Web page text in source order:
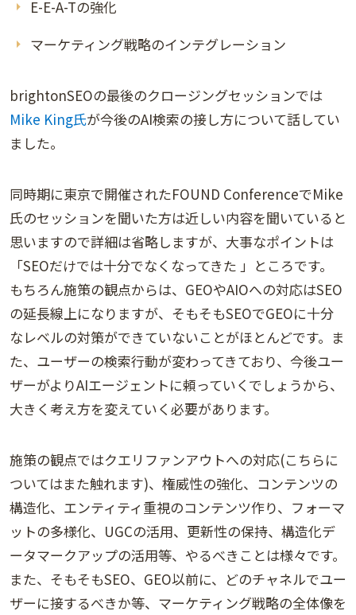
E-E-A-Tの強化
マーケティング戦略のインテグレーション
brightonSEOの最後のクロージングセッションでは
Mike King氏が今後のAI検索の接し方について話してい
ました。
同時期に東京で開催されたFOUND ConferenceでMike
氏のセッションを聞いた方は近しい内容を聞いていると
思いますので詳細は省略しますが、大事なポイントは
「SEOだけでは十分でなくなってきた 」ところです。
もちろん施策の観点からは、GEOやAIOへの対応はSEO
の延長線上になりますが、そもそもSEOでGEOに十分
なレベルの対策ができていないことがほとんどです。ま
た、ユーザーの検索行動が変わってきており、今後ユー
ザーがよりAIエージェントに頼っていくでしょうから、
大きく考え方を変えていく必要があります。
施策の観点ではクエリファンアウトへの対応(こちらに
ついてはまた触れます)、権威性の強化、コンテンツの
構造化、エンティティ重視のコンテンツ作り、フォーマ
ットの多様化、UGCの活用、更新性の保持、構造化デ
ータマークアップの活用等、やるべきことは様々です。
また、そもそもSEO、GEO以前に、どのチャネルでユー
ザーに接するべきか等、マーケティング戦略の全体像を